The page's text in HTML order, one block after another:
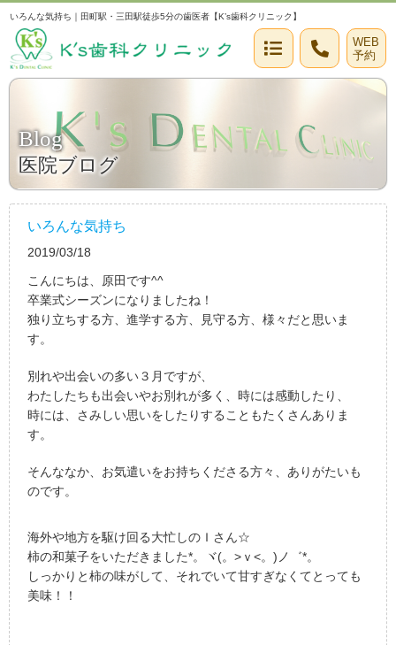
いろんな気持ち｜田町駅・三田駅徒歩5分の歯医者【K’s歯科クリニック】
WEB
予約
Blog
医院ブログ
いろんな気持ち
2019/03/18
こんにちは、原田です^^
卒業式シーズンになりましたね！
独り立ちする方、進学する方、見守る方、様々だと思いま
す。
別れや出会いの多い３月ですが、
わたしたちも出会いやお別れが多く、時には感動したり、
時には、さみしい思いをしたりすることもたくさんありま
す。
そんななか、お気遣いをお持ちくださる方々、ありがたいも
のです。
海外や地方を駆け回る大忙しのＩさん☆
柿の和菓子をいただきました*。ヾ(。>ｖ<。)ノ゛*。
しっかりと柿の味がして、それでいて甘すぎなくてとっても
美味！！